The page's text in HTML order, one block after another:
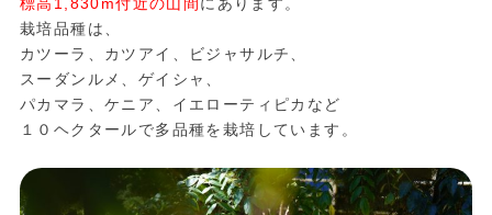
栽培品種は、
カツーラ、カツアイ、ビジャサルチ、
スーダンルメ、ゲイシャ、
パカマラ、ケニア、イエローティピカなど
１０ヘクタールで多品種を栽培しています。